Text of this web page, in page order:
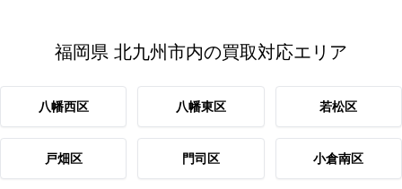
福岡県 北九州市内の買取対応エリア
八幡西区 八幡東区 若松区
戸畑区 門司区 小倉南区